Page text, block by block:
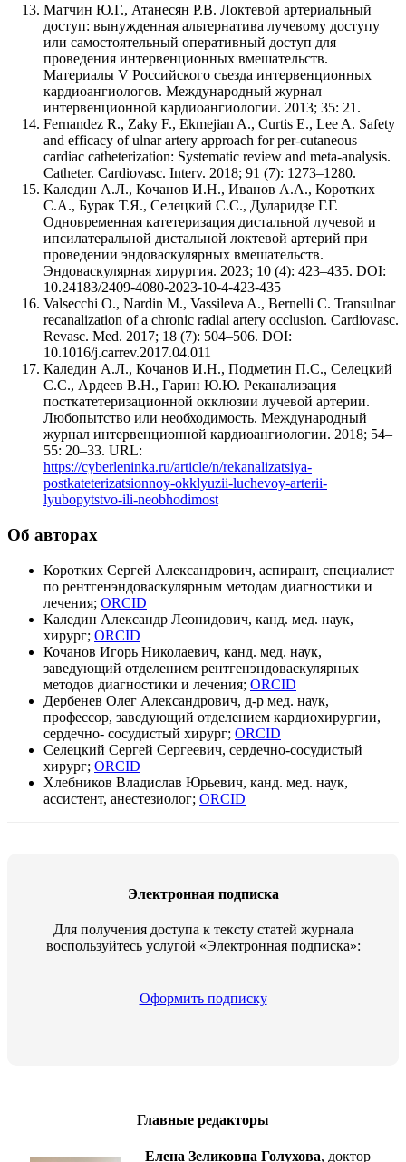
Матчин Ю.Г., Атанесян Р.В. Локтевой артериальный
доступ: вынужденная альтернатива лучевому доступу
или самостоятельный оперативный доступ для
проведения интервенционных вмешательств.
Материалы V Российского съезда интервенционных
кардиоангиологов. Международный журнал
интервенционной кардиоангиологии. 2013; 35: 21.
Fernandez R., Zaky F., Ekmejian A., Curtis E., Lee A. Safety
and efficacy of ulnar artery approach for per-cutaneous
cardiac catheterization: Systematic review and meta-analysis.
Catheter. Cardiovasc. Interv. 2018; 91 (7): 1273–1280.
Каледин А.Л., Кочанов И.Н., Иванов А.А., Коротких
С.А., Бурак Т.Я., Селецкий С.С., Дуларидзе Г.Г.
Одновременная катетеризация дистальной лучевой и
ипсилатеральной дистальной локтевой артерий при
проведении эндоваскулярных вмешательств.
Эндоваскулярная хирургия. 2023; 10 (4): 423–435. DOI:
10.24183/2409-4080-2023-10-4-423-435
Valsecchi O., Nardin M., Vassileva A., Bernelli C. Transulnar
recanalization of a chronic radial artery occlusion. Cardiovasc.
Revasc. Med. 2017; 18 (7): 504–506. DOI:
10.1016/j.carrev.2017.04.011
Каледин А.Л., Кочанов И.Н., Подметин П.С., Селецкий
С.С., Ардеев В.Н., Гарин Ю.Ю. Реканализация
посткатетеризационной окклюзии лучевой артерии.
Любопытство или необходимость. Международный
журнал интервенционной кардиоангиологии. 2018; 54–
55: 20–33. URL:
https://cyberleninka.ru/article/n/rekanalizatsiya-
postkateterizatsionnoy-okklyuzii-luchevoy-arterii-
lyubopytstvo-ili-neobhodimost
Об авторах
Коротких Сергей Александрович, аспирант, специалист
по рентгенэндоваскулярным методам диагностики и
лечения; ORCID
Каледин Александр Леонидович, канд. мед. наук,
хирург; ORCID
Кочанов Игорь Николаевич, канд. мед. наук,
заведующий отделением рентгенэндоваскулярных
методов диагностики и лечения; ORCID
Дербенев Олег Александрович, д-р мед. наук,
профессор, заведующий отделением кардиохирургии,
сердечно- сосудистый хирург; ORCID
Селецкий Сергей Сергеевич, сердечно-сосудистый
хирург; ORCID
Хлебников Владислав Юрьевич, канд. мед. наук,
ассистент, анестезиолог; ORCID
Электронная подписка
Для получения доступа к тексту статей журнала
воспользуйтесь услугой «Электронная подписка»:
Оформить подписку
Главные редакторы
Елена Зеликовна Голухова, доктор